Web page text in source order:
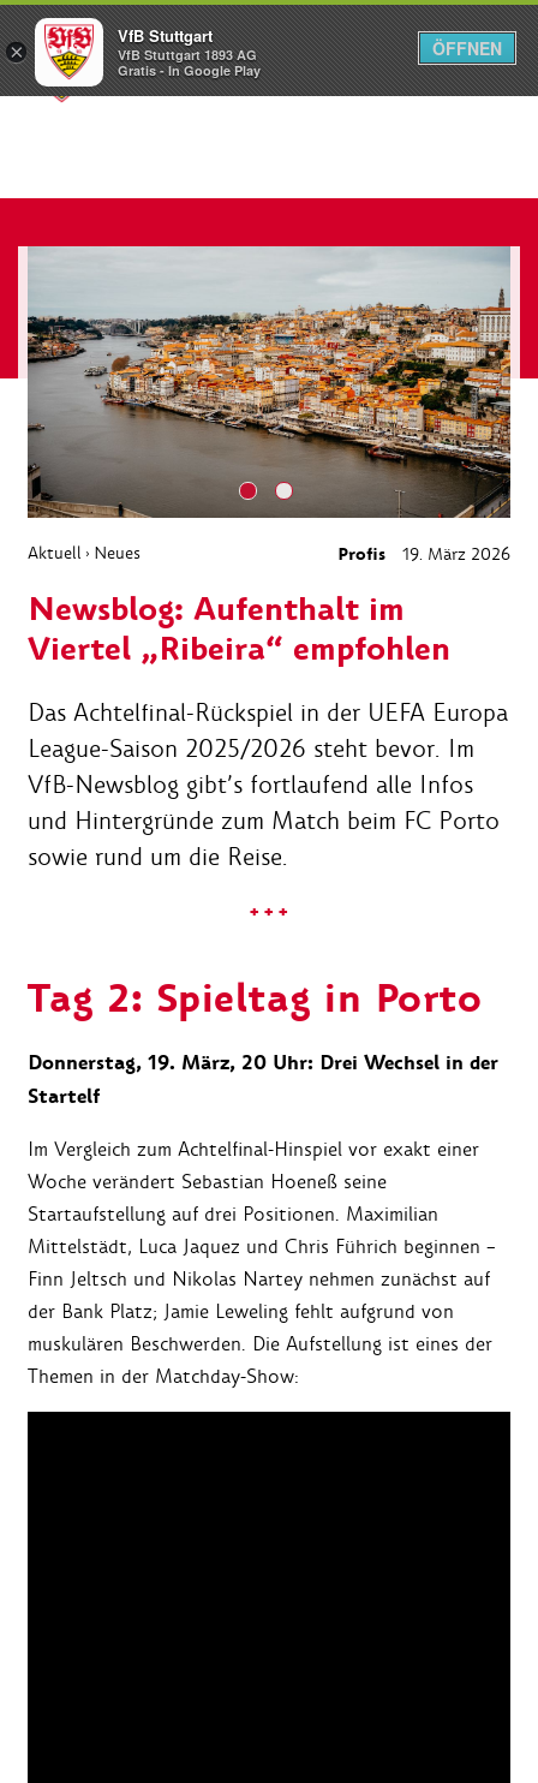
Menü
Aktuell › Neues Profis 19. März 2026
Newsblog: Aufenthalt im
Viertel „Ribeira“ empfohlen
Das Achtelfinal-Rückspiel in der UEFA Europa
League-Saison 2025/2026 steht bevor. Im
VfB-Newsblog gibt’s fortlaufend alle Infos
und Hintergründe zum Match beim FC Porto
sowie rund um die Reise.
+ + +
Tag 2: Spieltag in Porto
Donnerstag, 19. März, 20 Uhr: Drei Wechsel in der
Startelf
Im Vergleich zum Achtelfinal-Hinspiel vor exakt einer
Woche verändert Sebastian Hoeneß seine
Startaufstellung auf drei Positionen. Maximilian
Mittelstädt, Luca Jaquez und Chris Führich beginnen –
Finn Jeltsch und Nikolas Nartey nehmen zunächst auf
der Bank Platz; Jamie Leweling fehlt aufgrund von
muskulären Beschwerden. Die Aufstellung ist eines der
Themen in der Matchday-Show:
×
VfB Stuttgart
VfB Stuttgart 1893 AG
Gratis - In Google Play
ÖFFNEN